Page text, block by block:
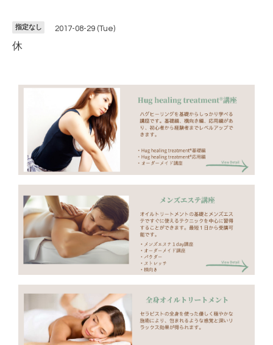
指定なし 2017-08-29 (Tue)
休